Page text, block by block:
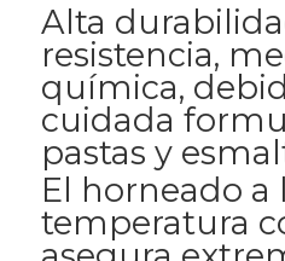
Alta
resistencia,
química,
cuidada
pastas y
El horneado a
temperatura